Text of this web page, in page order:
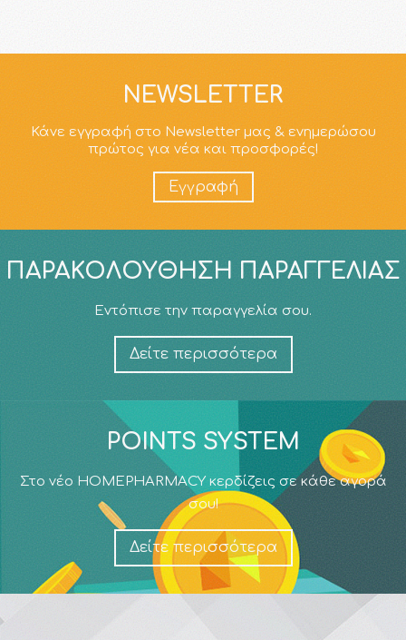
NEWSLETTER
Κάνε εγγραφή στο Newsletter μας & ενημερώσου
πρώτος για νέα και προσφορές!
Εγγραφή
ΠΑΡΑΚΟΛΟΎΘΗΣΗ ΠΑΡΑΓΓΕΛΊΑΣ
Εντόπισε την παραγγελία σου.
Δείτε περισσότερα
POINTS SYSTEM
Στο νέο HOMEPHARMACY κερδίζεις σε κάθε αγορά
σου!
Δείτε περισσότερα